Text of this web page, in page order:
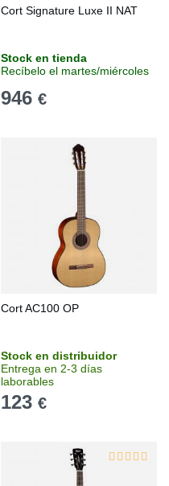
Cort Signature Luxe II NAT
Stock en tienda
Recíbelo el martes/miércoles
946 €
Cort AC100 OP
Stock en distribuidor
Entrega en 2-3 días
laborables
123 €